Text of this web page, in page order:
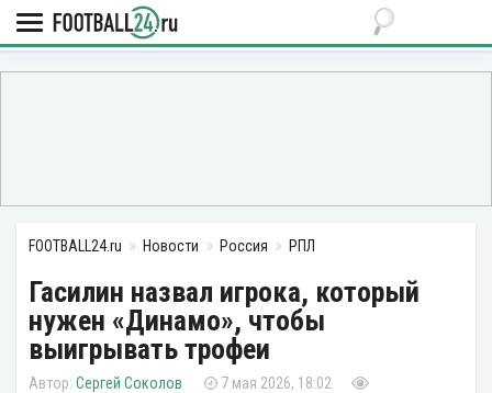
FOOTBALL24.ru Новости Россия РПЛ
Гасилин назвал игрока, который
нужен «Динамо», чтобы
выигрывать трофеи
Сергей Соколов 7 мая 2026, 18:02